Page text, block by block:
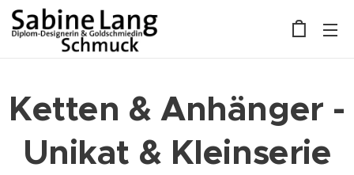
Ketten & Anhänger -
Unikat & Kleinserie